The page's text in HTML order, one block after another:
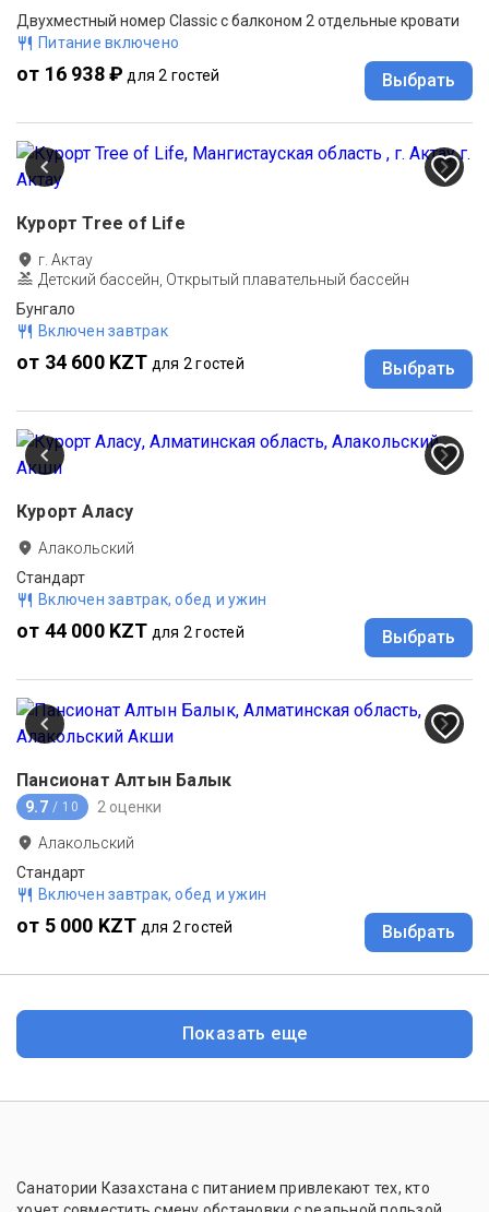
Двухместный номер Classic с балконом 2 отдельные кровати
Питание включено
от 16 938 ₽ для 2 гостей Выбрать
Курорт Tree of Life
г. Актау
Детский бассейн, Открытый плавательный бассейн
Бунгало
Включен завтрак
от 34 600 KZT для 2 гостей Выбрать
Курорт Аласу
Алакольский
Стандарт
Включен завтрак, обед и ужин
от 44 000 KZT для 2 гостей Выбрать
Пансионат Алтын Балык
9.7 / 10 2 оценки
Алакольский
Стандарт
Включен завтрак, обед и ужин
от 5 000 KZT для 2 гостей Выбрать
Показать еще
Санатории Казахстана с питанием привлекают тех, кто